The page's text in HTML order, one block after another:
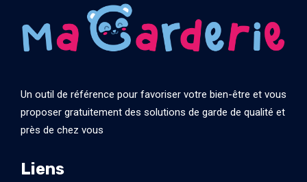
Un outil de référence pour favoriser votre bien-être et vous
proposer gratuitement des solutions de garde de qualité et
près de chez vous
Liens